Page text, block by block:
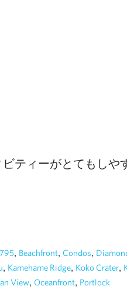
ティーがとてもしや
, Beachfront, Condos,
, Kamehame Ridge, Koko Crater,
View, Oceanfront, Portlock